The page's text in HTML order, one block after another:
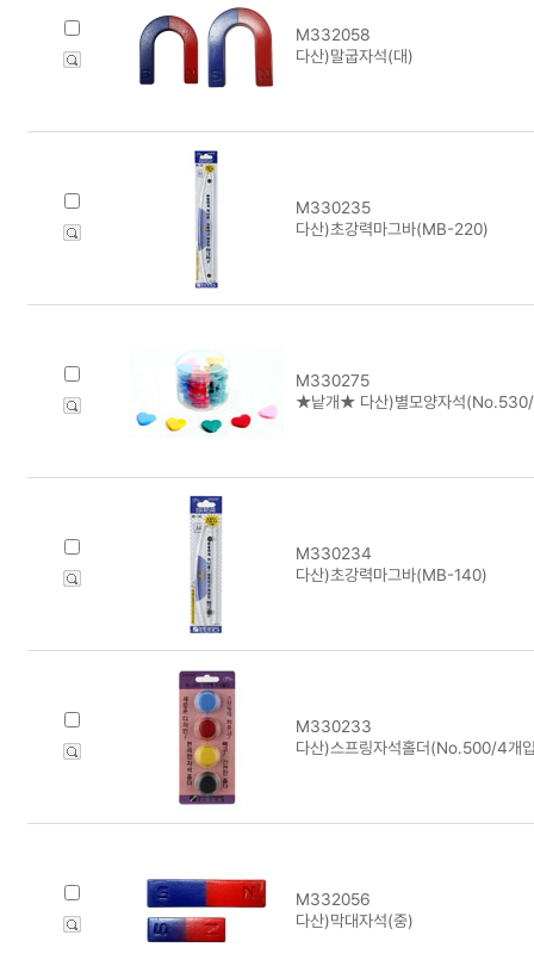
M332058
다산)말굽자석(대)
M330235
다산)초강력마그바(MB-220)
M330275
★낱개★ 다산)별모양자석
M330234
다산)초강력마그바(MB-140)
M330233
다산)스프링자석홀더(No.500/4개
M332056
다산)막대자석(중)